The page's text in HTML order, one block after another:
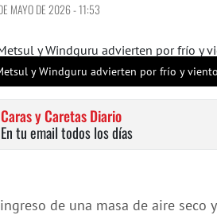
MAYO DE 2026 - 11:53
y Windguru advierten por frío y
Caras y Caretas Diario
En tu email todos los días
de una masa de aire